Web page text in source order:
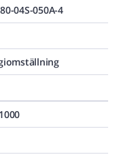
04S-050A-4